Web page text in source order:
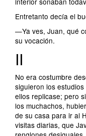
Entretanto decía el
—Ya ves, Juan, qué
su vocación.
II
No era costumbre
siguieron los
ellos replicase; pero
los muchachos,
de su casa para ir al
visitas diarias, que